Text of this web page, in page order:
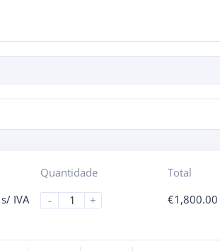
s/ IVA
Quantidade
-
+
Total
€1,800.00